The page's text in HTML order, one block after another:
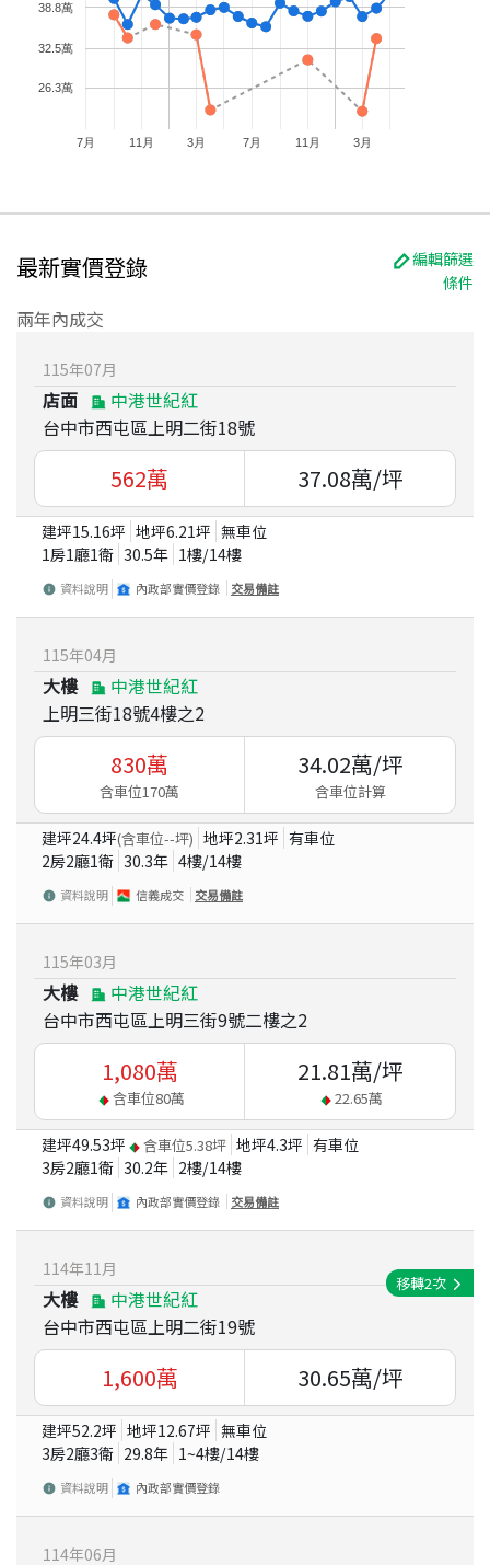
7月 11月 3月 7月 11月 3月
26.3萬
32.5萬
38.8萬
最新實價登錄
編輯篩選
條件
兩年內成交
115年07月
店面
中港世紀紅
台中市西屯區上明二街18號
562萬 37.08萬/坪
建坪15.16坪 地坪6.21坪 無車位
1房1廳1衛 30.5年 1樓/14樓
資料說明 內政部實價登錄 交易備註
115年04月
大樓
中港世紀紅
上明三街18號4樓之2
830萬
含車位170萬
34.02萬/坪
含車位計算
建坪24.4坪(含車位--坪) 地坪2.31坪 有車位
2房2廳1衛 30.3年 4樓/14樓
資料說明 信義成交 交易備註
115年03月
大樓
中港世紀紅
台中市西屯區上明三街9號二樓之2
1,080萬
含車位80萬
21.81萬/坪
22.65萬
建坪49.53坪 含車位5.38坪 地坪4.3坪 有車位
3房2廳1衛 30.2年 2樓/14樓
資料說明 內政部實價登錄 交易備註
114年11月
大樓
中港世紀紅
台中市西屯區上明二街19號
移轉2次
1,600萬 30.65萬/坪
建坪52.2坪 地坪12.67坪 無車位
3房2廳3衛 29.8年 1~4樓/14樓
資料說明 內政部實價登錄
114年06月